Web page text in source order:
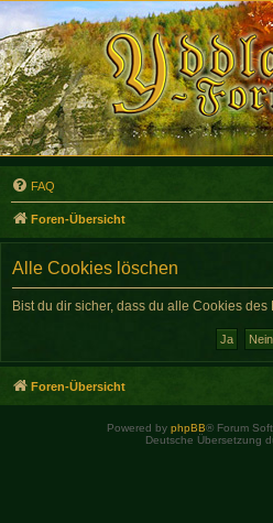
FAQ
Foren-Übersicht
Alle Cookies löschen
Bist du dir sicher, dass du alle Cookies
Foren-Übersicht
Powered by phpBB® Forum
Deutsche Übersetzung